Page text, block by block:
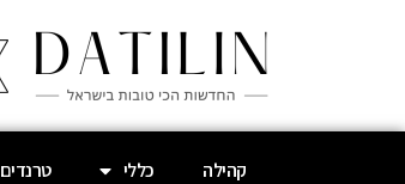
קהילה כללי טרנדים